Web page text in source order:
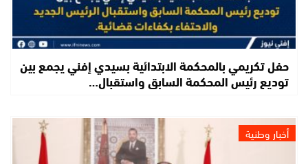
حفل تكريمي بالمحكمة الابتدائية بسيدي إفني يجمع بين
توديع رئيس المحكمة السابق واستقبال…
أخبار وطنية